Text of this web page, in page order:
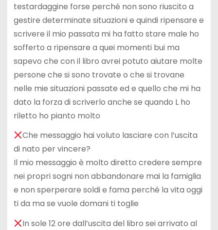
testardaggine forse perché non sono riuscito a
gestire determinate situazioni e quindi ripensare e
scrivere il mio passata mi ha fatto stare male ho
sofferto a ripensare a quei momenti bui ma
sapevo che con il libro avrei potuto aiutare molte
persone che si sono trovate o che si trovane
nelle mie situazioni passate ed e quello che mi ha
dato la forza di scriverlo anche se quando L ho
riletto ho pianto molto
Che messaggio hai voluto lasciare con l’uscita
di nato per vincere?
Il mio messaggio è molto diretto credere sempre
nei propri sogni non abbandonare mai la famiglia
e non sperperare soldi e fama perché la vita oggi
ti da ma se vuole domani ti toglie
In sole 12 ore dall’uscita del libro sei arrivato al